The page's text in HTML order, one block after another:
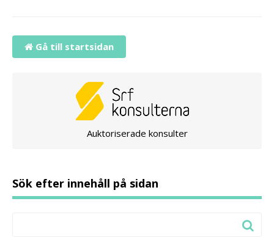
Gå till startsidan
Auktoriserade konsulter
Sök efter innehåll på sidan